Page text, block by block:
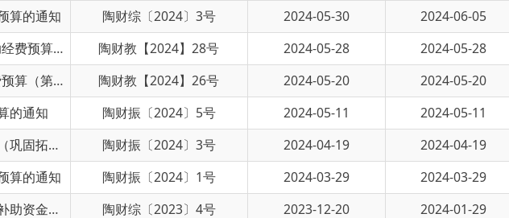
陶财教【2024】26号 2024-05-20
2024-05-20
陶财振〔2024〕5号 2024-05-11
陶财振〔2024〕3号 2024-04-19 2024-04-19
陶财振〔2024〕1号 2024-03-29 2024-03-29
陶财综〔2023〕4号 2023-12-20
陶财金〔2023〕6号 2023-12-27 2024-01-29
尾页 共 175 条 / 共 12 页 跳转至 页 GO